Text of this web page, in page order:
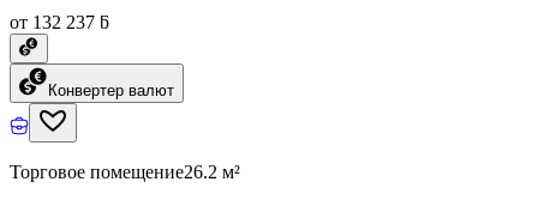
от 132 237 ƃ
Конвертер валют
Торговое помещение26.2 м²